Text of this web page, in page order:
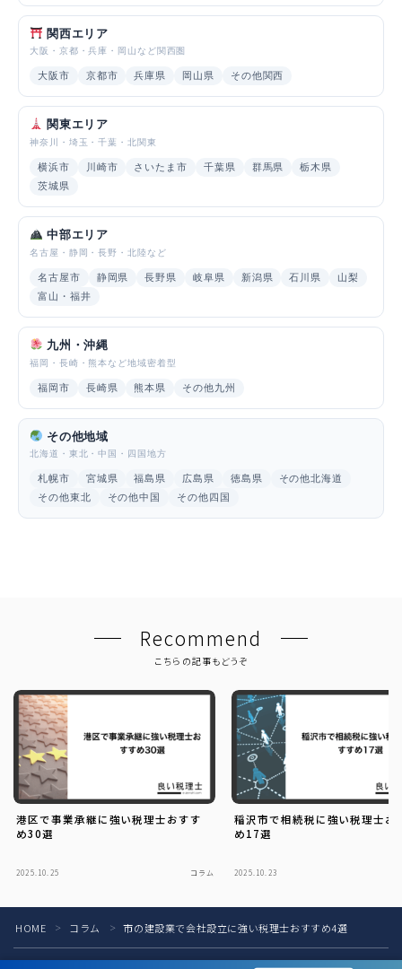
関西エリア
大阪・京都・兵庫・岡山など関西圏
大阪市 京都市 兵庫県 岡山県 その他関西
関東エリア
神奈川・埼玉・千葉・北関東
横浜市 川崎市 さいたま市 千葉県 群馬県
栃木県
茨城県
中部エリア
名古屋・静岡・長野・北陸など
名古屋市 静岡県 長野県 岐阜県 新潟県 石川県
山梨
富山・福井
九州・沖縄
福岡・長崎・熊本など地域密着型
福岡市 長崎県 熊本県 その他九州
その他地域
北海道・東北・中国・四国地方
札幌市 宮城県 福島県 広島県 徳島県
その他北海道
その他東北
その他中国 その他四国
Recommend
こちらの記事もどうぞ
港区で事業承継に強い税理士おすす
め30選
2025.10.25 コラム
稲沢市で相続税に強い税理士お
め17選
2025.10.23
HOME ＞ コラム ＞ 市の建設業で会社設立に強い税理士おすすめ4選